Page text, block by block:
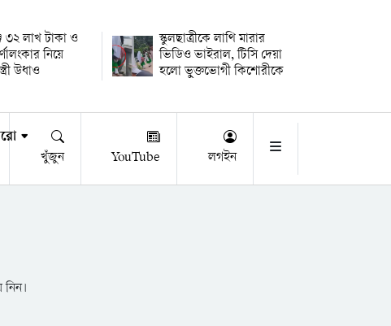
৩২ লাখ টাকা ও
নিয়ে
উধাও
স্কুলছাত্রীকে লাথি মারার
ভিডিও ভাইরাল, টিসি দেয়া
হলো ভুক্তভোগী কিশোরীকে
খুঁজুন YouTube লগইন
নিন।